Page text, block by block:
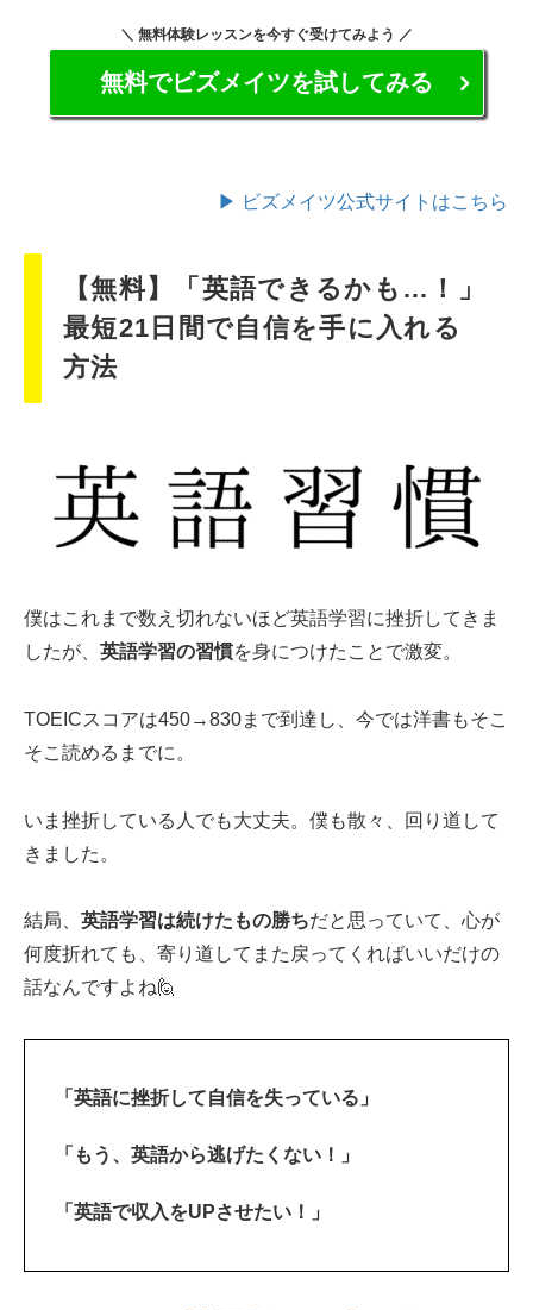
＼ 無料体験レッスンを今すぐ受けてみよう ／
無料でビズメイツを試してみる
▶ ビズメイツ公式サイトはこちら
【無料】「英語できるかも…！」
最短21日間で自信を手に入れる
方法
僕はこれまで数え切れないほど英語学習に挫折してきま
したが、 英語学習の習慣を身につけたことで激変。
TOEICスコアは450→830まで到達し、今では洋書もそこ
そこ読めるまでに。
いま挫折している人でも大丈夫。僕も散々、回り道して
きました。
結局、 英語学習は続けたもの勝ちだと思っていて、心が
何度折れても、寄り道してまた戻ってくればいいだけの
話なんですよね🙋‍
「英語に挫折して自信を失っている」
「もう、英語から逃げたくない！」
「英語で収入をUPさせたい！」